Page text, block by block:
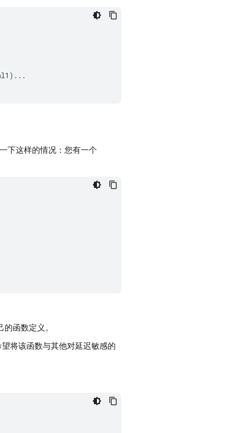
) ...
下这样的情况：您有一个
函数定义。
将该函数与其他对延迟敏感的